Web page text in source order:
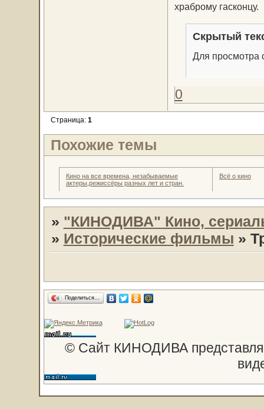
храброму гасконцу.
Скрытый
Для просмотра
0
Страница: 1
Похожие темы
Кино на все времена, незабываемые
актеры,режиссёры разных лет и стран.
Всё о кино
» "КИНОДИВА" Кино,
» Исторические фильмы »
Поделиться…
© Сайт КИНОДИВА